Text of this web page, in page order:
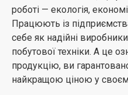
роботі — екологія,
Працюють із
себе як надійні
побутової техніки. А це
продукцію, ви
найкращою ціною у